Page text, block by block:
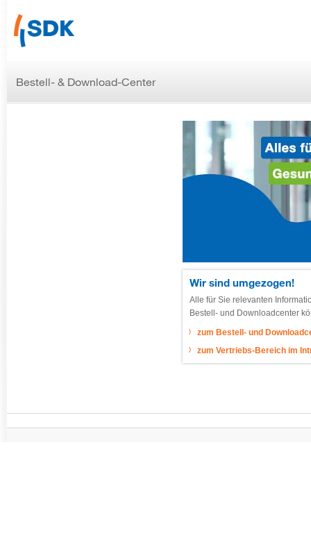
Bestell- & Download-Center
Wir sind umgezogen!
Alle für Sie relevanten
Bestell- und Downloadcenter
zum Bestell- und
zum Vertriebs-Bereich im